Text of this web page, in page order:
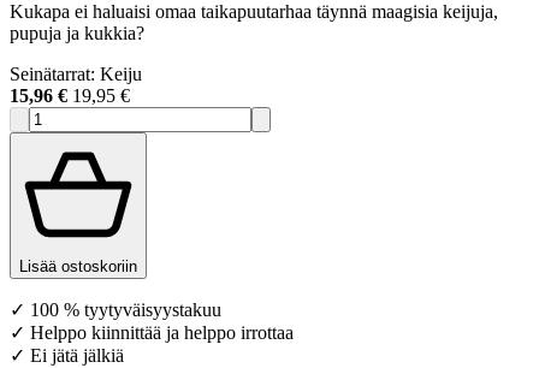
Kukapa ei haluaisi omaa taikapuutarhaa täynnä maagisia keijuja,
pupuja ja kukkia?
Seinätarrat: Keiju
15,96 € 19,95 €
Lisää ostoskoriin
✓ 100 % tyytyväisyystakuu
✓ Helppo kiinnittää ja helppo irrottaa
✓ Ei jätä jälkiä